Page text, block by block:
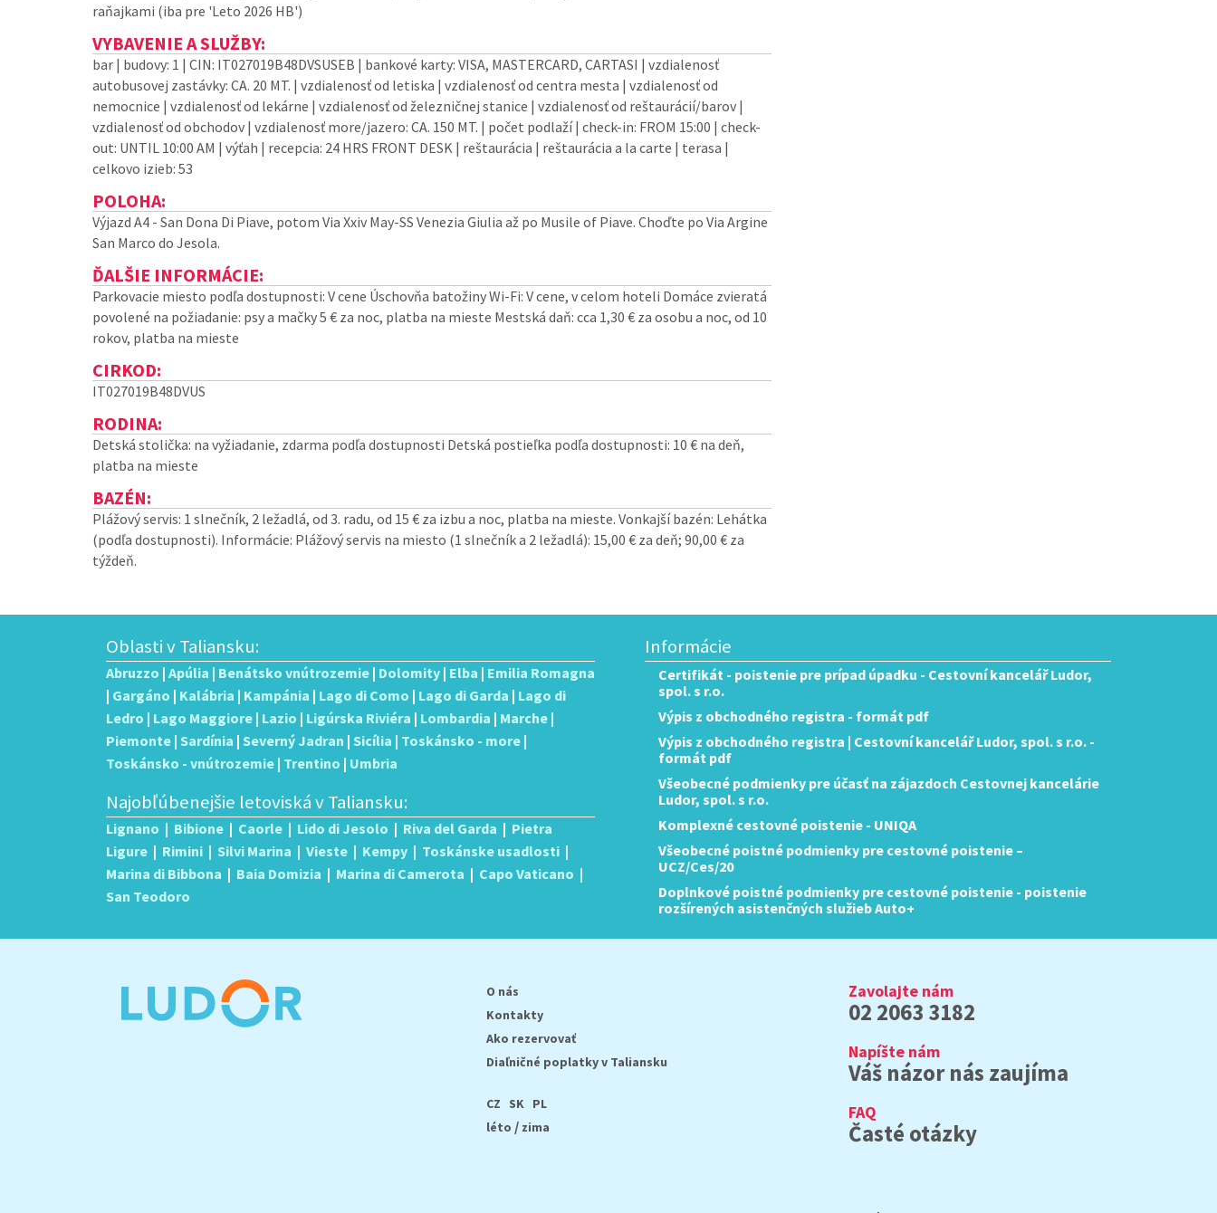
raňajkami (iba pre 'Leto 2026 HB')
VYBAVENIE A SLUŽBY:
bar | budovy: 1 | CIN: IT027019B48DVSUSEB | bankové karty: VISA, MASTERCARD, CARTASI | vzdialenosť
autobusovej zastávky: CA. 20 MT. | vzdialenosť od letiska | vzdialenosť od centra mesta | vzdialenosť od
nemocnice | vzdialenosť od lekárne | vzdialenosť od železničnej stanice | vzdialenosť od reštaurácií/barov |
vzdialenosť od obchodov | vzdialenosť more/jazero: CA. 150 MT. | počet podlaží | check-in: FROM 15:00 | check-
out: UNTIL 10:00 AM | výťah | recepcia: 24 HRS FRONT DESK | reštaurácia | reštaurácia a la carte | terasa |
celkovo izieb: 53
POLOHA:
Výjazd A4 - San Dona Di Piave, potom Via Xxiv May-SS Venezia Giulia až po Musile of Piave. Choďte po Via Argine
San Marco do Jesola.
ĎALŠIE INFORMÁCIE:
Parkovacie miesto podľa dostupnosti: V cene Úschovňa batožiny Wi-Fi: V cene, v celom hoteli Domáce zvieratá
povolené na požiadanie: psy a mačky 5 € za noc, platba na mieste Mestská daň: cca 1,30 € za osobu a noc, od 10
rokov, platba na mieste
CIRKOD:
IT027019B48DVUS
RODINA:
Detská stolička: na vyžiadanie, zdarma podľa dostupnosti Detská postieľka podľa dostupnosti: 10 € na deň,
platba na mieste
BAZÉN:
Plážový servis: 1 slnečník, 2 ležadlá, od 3. radu, od 15 € za izbu a noc, platba na mieste. Vonkajší bazén: Lehátka
(podľa dostupnosti). Informácie: Plážový servis na miesto (1 slnečník a 2 ležadlá): 15,00 € za deň; 90,00 € za
týždeň.
Oblasti v Taliansku:
Abruzzo | Apúlia | Benátsko vnútrozemie | Dolomity | Elba | Emilia Romagna
| Gargáno | Kalábria | Kampánia | Lago di Como | Lago di Garda | Lago di
Ledro | Lago Maggiore | Lazio | Ligúrska Riviéra | Lombardia | Marche |
Piemonte | Sardínia | Severný Jadran | Sicília | Toskánsko - more |
Toskánsko - vnútrozemie | Trentino | Umbria
Najobľúbenejšie letoviská v Taliansku:
Lignano | Bibione | Caorle | Lido di Jesolo | Riva del Garda | Pietra
Ligure | Rimini | Silvi Marina | Vieste | Kempy | Toskánske usadlosti |
Marina di Bibbona | Baia Domizia | Marina di Camerota | Capo Vaticano |
San Teodoro
Informácie
Certifikát - poistenie pre prípad úpadku - Cestovní kancelář Ludor,
spol. s r.o.
Výpis z obchodného registra - formát pdf
Výpis z obchodného registra | Cestovní kancelář Ludor, spol. s r.o. -
formát pdf
Všeobecné podmienky pre účasť na zájazdoch Cestovnej kancelárie
Ludor, spol. s r.o.
Komplexné cestovné poistenie - UNIQA
Všeobecné poistné podmienky pre cestovné poistenie –
UCZ/Ces/20
Doplnkové poistné podmienky pre cestovné poistenie - poistenie
rozšírených asistenčných služieb Auto+
O nás
Kontakty
Ako rezervovať
Diaľničné poplatky v Taliansku
CZ SK PL
léto / zima
Zavolajte nám
02 2063 3182
Napíšte nám
Váš názor nás zaujíma
FAQ
Časté otázky